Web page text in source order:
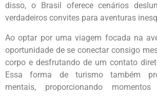
disso, o Brasil oferece cenários
verdadeiros convites para aventuras
Ao optar por uma viagem focada na
oportunidade de se conectar consigo
corpo e desfrutando de um contato
Essa forma de turismo também
mentais, proporcionando